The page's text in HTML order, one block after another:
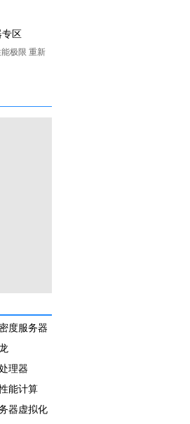
、中山大
办。
区
极限 重新
度服务器
理器
能计算
器虚拟化